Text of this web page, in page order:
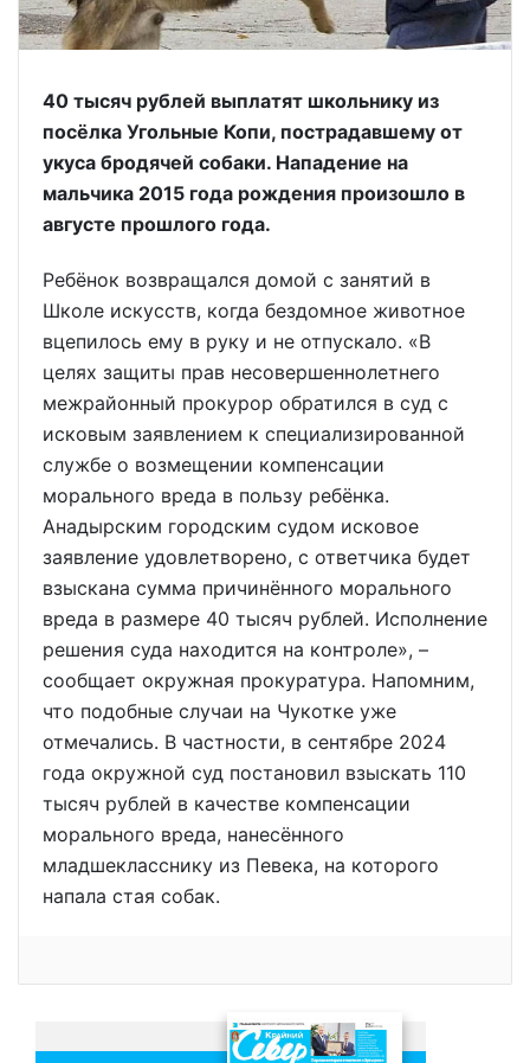
40 тысяч рублей выплатят школьнику из
посёлка Угольные Копи, пострадавшему от
укуса бродячей собаки. Нападение на
мальчика 2015 года рождения произошло в
августе прошлого года.
Ребёнок возвращался домой с занятий в
Школе искусств, когда бездомное животное
вцепилось ему в руку и не отпускало. «В
целях защиты прав несовершеннолетнего
межрайонный прокурор обратился в суд с
исковым заявлением к специализированной
службе о возмещении компенсации
морального вреда в пользу ребёнка.
Анадырским городским судом исковое
заявление удовлетворено, с ответчика будет
взыскана сумма причинённого морального
вреда в размере 40 тысяч рублей. Исполнение
решения суда находится на контроле», –
сообщает окружная прокуратура. Напомним,
что подобные случаи на Чукотке уже
отмечались. В частности, в сентябре 2024
года окружной суд постановил взыскать 110
тысяч рублей в качестве компенсации
морального вреда, нанесённого
младшекласснику из Певека, на которого
напала стая собак.